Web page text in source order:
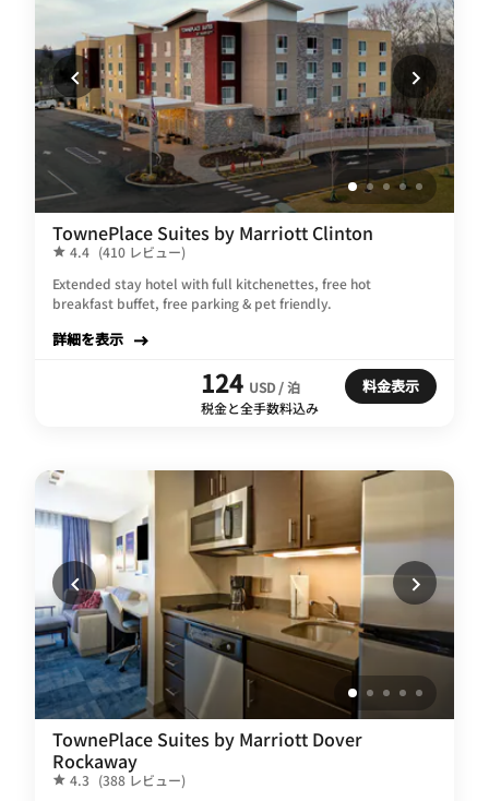
TownePlace Suites by Marriott Clinton
4.4 (410 レビュー)
Extended stay hotel with full kitchenettes, free hot
breakfast buffet, free parking & pet friendly.
詳細を表示
124 USD / 泊
税金と全手数料込み
料金表示
TownePlace Suites by Marriott Dover
Rockaway
4.3 (388 レビュー)